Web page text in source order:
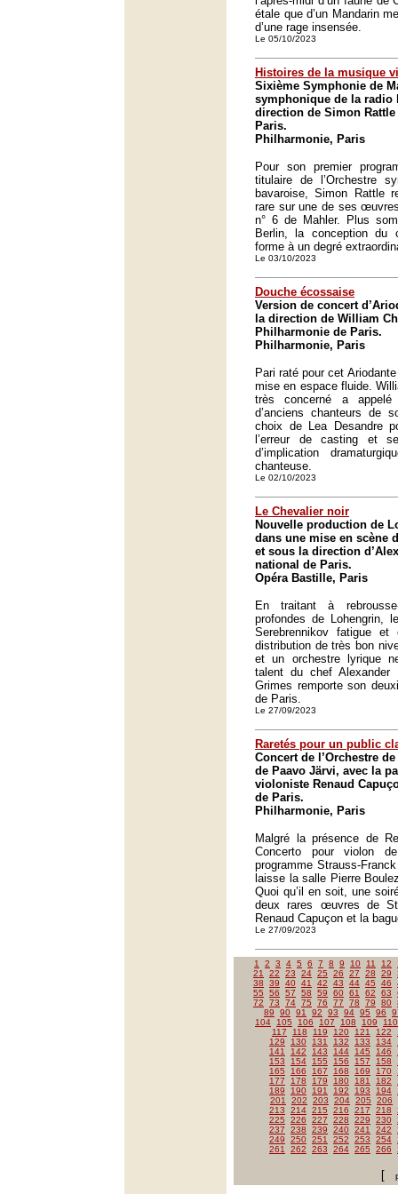
étale que d’un Mandarin
d’une rage insensée.
Le 05/10/2023
Histoires de la musique
Sixième Symphonie de
symphonique de la radio
direction de Simon
Paris.
Philharmonie, Paris
Pour son premier
titulaire de l’Orchestre
bavaroise, Simon Rattle
rare sur une de ses
n° 6 de Mahler. Plus
Berlin, la conception du
forme à un degré
Le 03/10/2023
Douche écossaise
Version de concert
la direction de William
Philharmonie de Paris.
Philharmonie, Paris
Pari raté pour cet
mise en espace fluide.
très concerné a
d’anciens chanteurs de
choix de Lea Desandre
l’erreur de casting et
d’implication
chanteuse.
Le 02/10/2023
Le Chevalier noir
Nouvelle production de
dans une mise en scène
et sous la direction
national de Paris.
Opéra Bastille, Paris
En traitant à
profondes de Lohengrin,
Serebrennikov fatigue
distribution de très bon
et un orchestre lyrique
talent du chef
Grimes remporte son
de Paris.
Le 27/09/2023
Raretés pour un public
Concert de l’Orchestre
de Paavo Järvi, avec la
violoniste Renaud
de Paris.
Philharmonie, Paris
Malgré la présence de
Concerto pour violon
programme Strauss-
laisse la salle Pierre
Quoi qu’il en soit, une
deux rares œuvres de
Renaud Capuçon et la
Le 27/09/2023
1 2 3 4 5 6 7 8 9 10 11 12
21
22 23 24 25 26 27 28 29
38
39 40 41 42 43 44 45 46
55
56 57 58 59 60 61 62 63
72
73 74 75 76 77 78 79 80
89
90 91 92 93 94 95 96
104
105 106 107 108 109
110
117
118 119 120 121 122
129
130 131 132 133 134
141
142 143 144 145 146
153
154 155 156 157 158
165
166 167 168 169 170
177
178 179 180 181 182
189
190 191 192 193 194
201
202 203 204 205
206
213
214 215 216 217 218
225
226 227 228 229 230
237
238 239 240 241 242
249
250 251 252 253 254
261
262 263 264 265 266
[